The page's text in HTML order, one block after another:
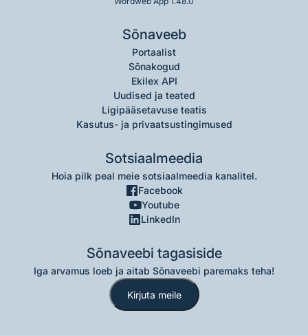
Sõnaveeb
Portaalist
Sõnakogud
Ekilex API
Uudised ja teated
Ligipääsetavuse teatis
Kasutus- ja privaatsustingimused
Sotsiaalmeedia
Hoia pilk peal meie sotsiaalmeedia kanalitel.
Facebook
Youtube
LinkedIn
Sõnaveebi tagasiside
Iga arvamus loeb ja aitab Sõnaveebi paremaks teha!
Kirjuta meile